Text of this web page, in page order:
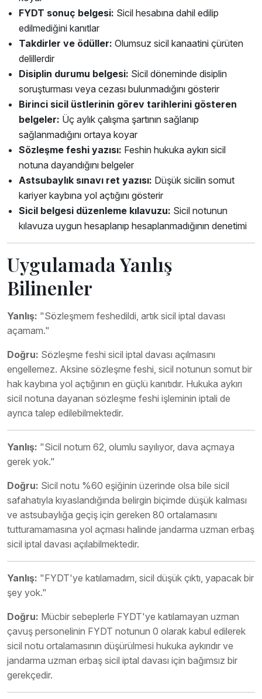
FYDT sonuç belgesi: Sicil hesabına dahil edilip
edilmediğini kanıtlar
Takdirler ve ödüller: Olumsuz sicil kanaatini çürüten
delillerdir
Disiplin durumu belgesi: Sicil döneminde disiplin
soruşturması veya cezası bulunmadığını gösterir
Birinci sicil üstlerinin görev tarihlerini gösteren
belgeler: Üç aylık çalışma şartının sağlanıp
sağlanmadığını ortaya koyar
Sözleşme feshi yazısı: Feshin hukuka aykırı sicil
notuna dayandığını belgeler
Astsubaylık sınavı ret yazısı: Düşük sicilin somut
kariyer kaybına yol açtığını gösterir
Sicil belgesi düzenleme kılavuzu: Sicil notunun
kılavuza uygun hesaplanıp hesaplanmadığının denetimi
Uygulamada Yanlış
Bilinenler
Yanlış: "Sözleşmem feshedildi, artık sicil iptal davası
açamam."
Doğru: Sözleşme feshi sicil iptal davası açılmasını
engellemez. Aksine sözleşme feshi, sicil notunun somut bir
hak kaybına yol açtığının en güçlü kanıtıdır. Hukuka aykırı
sicil notuna dayanan sözleşme feshi işleminin iptali de
ayrıca talep edilebilmektedir.
Yanlış: "Sicil notum 62, olumlu sayılıyor, dava açmaya
gerek yok."
Doğru: Sicil notu %60 eşiğinin üzerinde olsa bile sicil
safahatıyla kıyaslandığında belirgin biçimde düşük kalması
ve astsubaylığa geçiş için gereken 80 ortalamasını
tutturamamasına yol açması halinde jandarma uzman erbaş
sicil iptal davası açılabilmektedir.
Yanlış: "FYDT'ye katılamadım, sicil düşük çıktı, yapacak bir
şey yok."
Doğru: Mücbir sebeplerle FYDT'ye katılamayan uzman
çavuş personelinin FYDT notunun 0 olarak kabul edilerek
sicil notu ortalamasının düşürülmesi hukuka aykırıdır ve
jandarma uzman erbaş sicil iptal davası için bağımsız bir
gerekçedir.